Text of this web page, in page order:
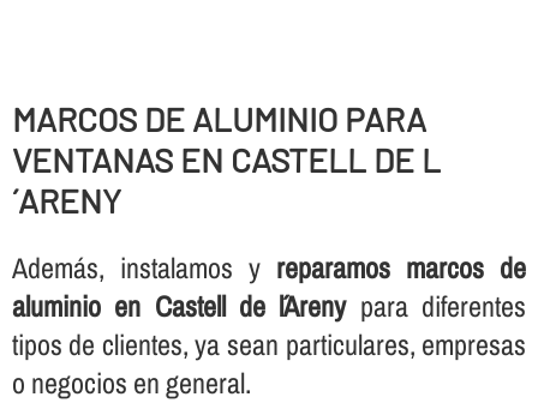
MARCOS DE ALUMINIO PARA
VENTANAS EN CASTELL DE L
´ARENY
Además, instalamos y reparamos marcos de
aluminio en Castell de l´Arenypara diferentes
tipos de clientes, ya sean particulares, empresas
o negocios en general.